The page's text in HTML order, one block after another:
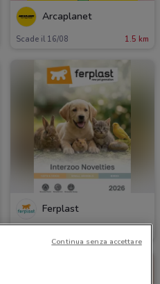
Arcaplanet
Scade il 16/08 1.5 km
Ferplast
Continua senza accettare